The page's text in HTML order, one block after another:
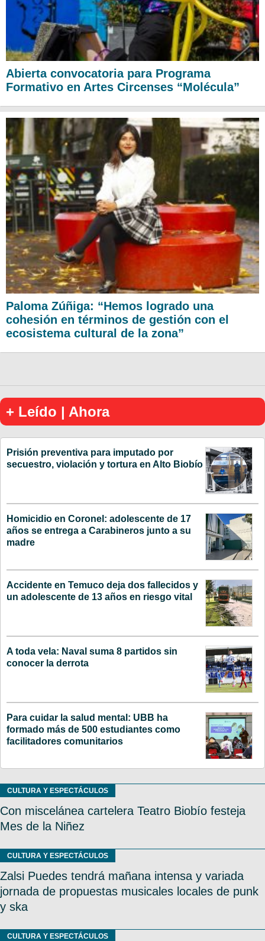
Abierta convocatoria para Programa
Formativo en Artes Circenses “Molécula”
Paloma Zúñiga: “Hemos logrado una
cohesión en términos de gestión con el
ecosistema cultural de la zona”
+ Leído | Ahora
Prisión preventiva para imputado por
secuestro, violación y tortura en Alto Biobío
Homicidio en Coronel: adolescente de 17
años se entrega a Carabineros junto a su
madre
Accidente en Temuco deja dos fallecidos y
un adolescente de 13 años en riesgo vital
A toda vela: Naval suma 8 partidos sin
conocer la derrota
Para cuidar la salud mental: UBB ha
formado más de 500 estudiantes como
facilitadores comunitarios
CULTURA Y ESPECTÁCULOS
Con miscelánea cartelera Teatro Biobío festeja
Mes de la Niñez
CULTURA Y ESPECTÁCULOS
Zalsi Puedes tendrá mañana intensa y variada
jornada de propuestas musicales locales de punk
y ska
CULTURA Y ESPECTÁCULOS